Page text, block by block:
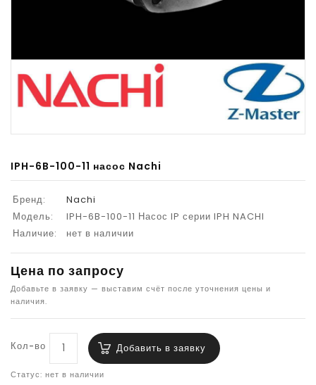
IPH-6B-100-11 насос Nachi
Бренд:
Nachi
Модель:
IPH-6B-100-11 Насос IP серии IPH NACHI
Наличие:
нет в наличии
Цена по запросу
Добавьте в заявку — выставим счёт после уточнения цены и
наличия.
Кол-во Добавить в заявку
Статус: нет в наличии